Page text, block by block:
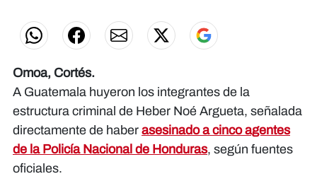
Omoa, Cortés.
A Guatemala huyeron los integrantes de la
estructura criminal de Heber Noé Argueta, señalada
directamente de haber asesinado a cinco agentes
de la Policía Nacional de Honduras, según fuentes
oficiales.